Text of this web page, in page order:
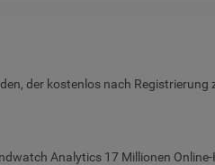
der kostenlos nach
Analytics 17 Millionen